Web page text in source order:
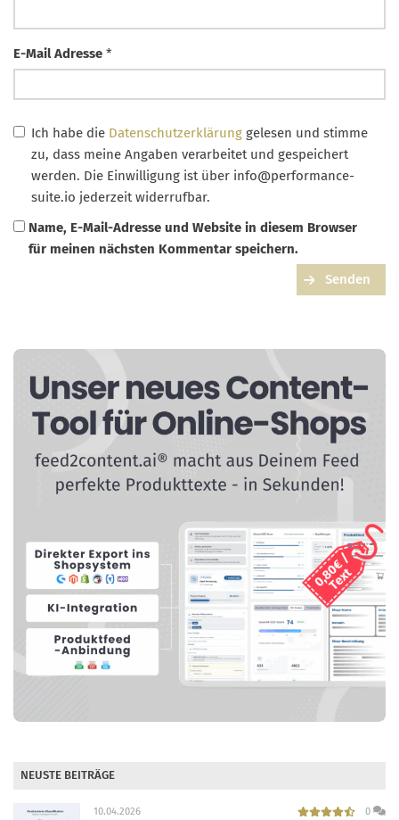
E-Mail Adresse *
Ich habe die Datenschutzerklärung gelesen und stimme
zu, dass meine Angaben verarbeitet und gespeichert
werden. Die Einwilligung ist über info@performance-
suite.io jederzeit widerrufbar.
Name, E-Mail-Adresse und Website in diesem Browser
für meinen nächsten Kommentar speichern.
Senden
NEUSTE BEITRÄGE
10.04.2026 0